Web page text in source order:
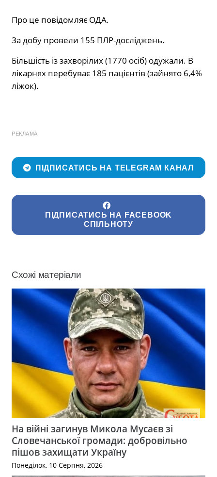
Про це повідомляє ОДА.
За добу провели 155 ПЛР-досліджень.
Більшість із захворілих (1770 осіб) одужали. В
лікарнях перебуває 185 пацієнтів (зайнято 6,4%
ліжок).
РЕКЛАМА
ПІДПИСАТИСЬ НА TELEGRAM КАНАЛ
ПІДПИСАТИСЬ НА FACEBOOK
СПІЛЬНОТУ
Схожі матеріали
На війні загинув Микола Мусаєв зі
Словечанської громади: добровільно
пішов захищати Україну
Понеділок, 10 Серпня, 2026